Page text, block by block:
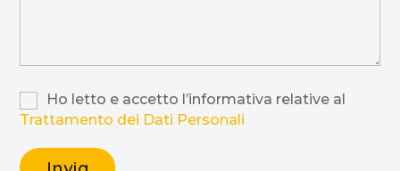
Ho letto e accetto l’informativa relative al
Trattamento dei Dati Personali